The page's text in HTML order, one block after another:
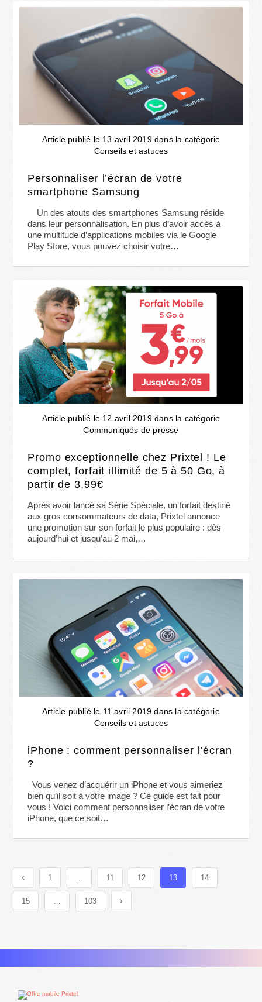
Article publié le 13 avril 2019 dans la catégorie
Conseils et astuces
Personnaliser l’écran de votre
smartphone Samsung
Un des atouts des smartphones Samsung réside
dans leur personnalisation. En plus d’avoir accès à
une multitude d’applications mobiles via le Google
Play Store, vous pouvez choisir votre…
Article publié le 12 avril 2019 dans la catégorie
Communiqués de presse
Promo exceptionnelle chez Prixtel ! Le
complet, forfait illimité de 5 à 50 Go, à
partir de 3,99€
Après avoir lancé sa Série Spéciale, un forfait destiné
aux gros consommateurs de data, Prixtel annonce
une promotion sur son forfait le plus populaire : dès
aujourd’hui et jusqu’au 2 mai,…
Article publié le 11 avril 2019 dans la catégorie
Conseils et astuces
iPhone : comment personnaliser l’écran
?
Vous venez d’acquérir un iPhone et vous aimeriez
bien qu’il soit à votre image ? Ce guide est fait pour
vous ! Voici comment personnaliser l’écran de votre
iPhone, que ce soit…
1 11 12 13 14
15 103